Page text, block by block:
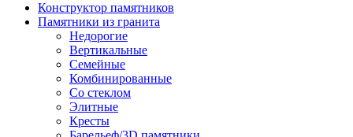
Конструктор памятников
Памятники из гранита
Недорогие
Вертикальные
Семейные
Комбинированные
Со стеклом
Элитные
Кресты